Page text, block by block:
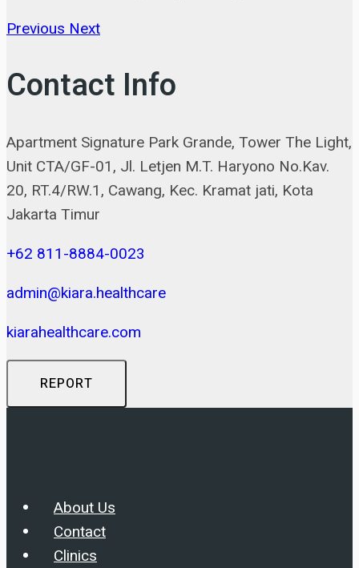
Previous Next
Contact Info
Apartment Signature Park Grande, Tower The Light,
Unit CTA/GF-01, Jl. Letjen M.T. Haryono No.Kav.
20, RT.4/RW.1, Cawang, Kec. Kramat jati, Kota
Jakarta Timur
+62 811-8884-0023
admin@kiara.healthcare
kiarahealthcare.com
REPORT
About Us
Contact
Clinics